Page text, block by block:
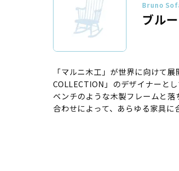
Bruno
ブル
「マルニ木工」が世界に向けて
COLLECTION」のデザイナーと
ベンチのような木製フレームと
合わせによって、あらゆる家具に